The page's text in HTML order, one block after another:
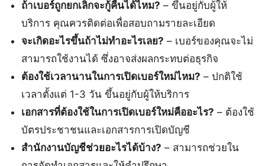
ถ้าเบอร์ถูกยกเลิกจะกู้คืนได้ไหม? – ขึ้นอยู่กับผู้ให้
บริการ คุณควรติดต่อเพื่อสอบถามรายละเอียด
จะเกิดอะไรขึ้นถ้าไม่ทำอะไรเลย? – เบอร์ของคุณจะไม่
สามารถใช้งานได้ ซึ่งอาจส่งผลกระทบต่อธุรกิจ
ต้องใช้เวลานานในการเปิดเบอร์ใหม่ไหม? – ปกติใช้
เวลาตั้งแต่ 1-3 วัน ขึ้นอยู่กับผู้ให้บริการ
เอกสารที่ต้องใช้ในการเปิดเบอร์ใหม่คืออะไร? – ต้องใช้
บัตรประชาชนและเอกสารการเปิดบัญชี
สำนักงานบัญชีช่วยอะไรได้บ้าง? – สามารถช่วยใน